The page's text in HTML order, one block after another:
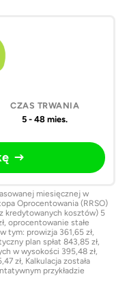
5 - 48 mies.
miesięcznej w
Oprocentowania (RRSO)
kredytowanych kosztów) 5
oprocentowanie stałe
tym: prowizja 361,65 zł,
plan spłat 843,85 zł,
w wysokości 395,48 zł,
zł, Kalkulacja została
przykładzie